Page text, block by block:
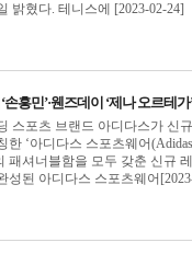
밝혔다. 테니스에 [2023-02-24]
손흥민’·웬즈데이 ‘제나 오르테
스포츠 브랜드 아디다스가 신
한 ‘아디다스 스포츠웨어
패셔너블함을 모두 갖춘 신규
성된 아디다스 스포츠웨어